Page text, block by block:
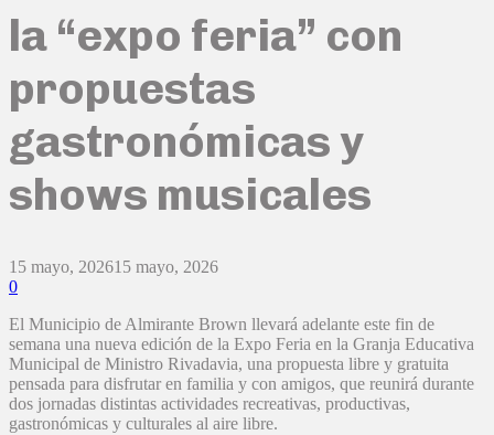
la “expo feria” con
propuestas
gastronómicas y
shows musicales
15 mayo, 202615 mayo, 2026
0
El Municipio de Almirante Brown llevará adelante este fin de
semana una nueva edición de la Expo Feria en la Granja Educativa
Municipal de Ministro Rivadavia, una propuesta libre y gratuita
pensada para disfrutar en familia y con amigos, que reunirá durante
dos jornadas distintas actividades recreativas, productivas,
gastronómicas y culturales al aire libre.